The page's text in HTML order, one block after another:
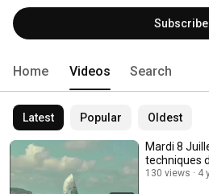
Subscribe
Home Videos Search
Latest Popular Oldest
Mardi 8 Juillet
techniques
130 views 4